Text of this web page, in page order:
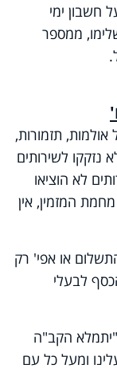
חשבון ימי
ממספר
.
'
תזמורות,
נזקקו לשירותים
לא הוציאו
המזמין, אין
או אפי' רק
לבעלי
הקב"ה
ומעל כל עם